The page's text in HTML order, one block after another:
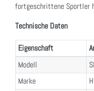
fortgeschrittene Sportler
Technische Daten
Eigenschaft
Modell
Marke